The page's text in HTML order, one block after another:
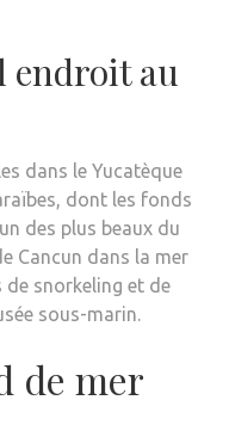
endroit au
dans le Yucatèque
dont les fonds
des plus beaux du
Cancun dans la mer
de snorkeling et de
sous-marin.
de mer